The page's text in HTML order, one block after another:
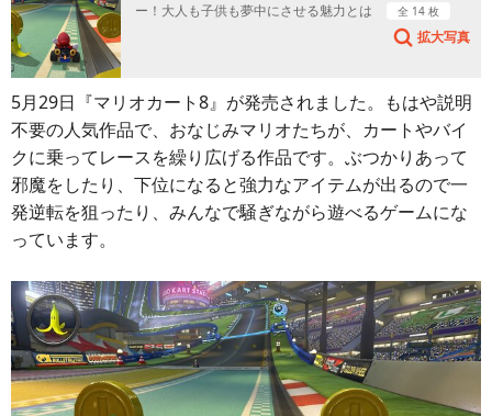
ー！大人も子供も夢中にさせる魅力とは
全 14 枚
拡大写真
5月29日『マリオカート8』が発売されました。もはや説明
不要の人気作品で、おなじみマリオたちが、カートやバイ
クに乗ってレースを繰り広げる作品です。ぶつかりあって
邪魔をしたり、下位になると強力なアイテムが出るので一
発逆転を狙ったり、みんなで騒ぎながら遊べるゲームにな
っています。